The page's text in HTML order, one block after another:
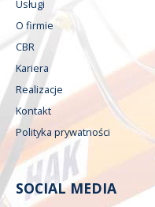
Usługi
O firmie
CBR
Kariera
Realizacje
Kontakt
Polityka prywatności
SOCIAL MEDIA